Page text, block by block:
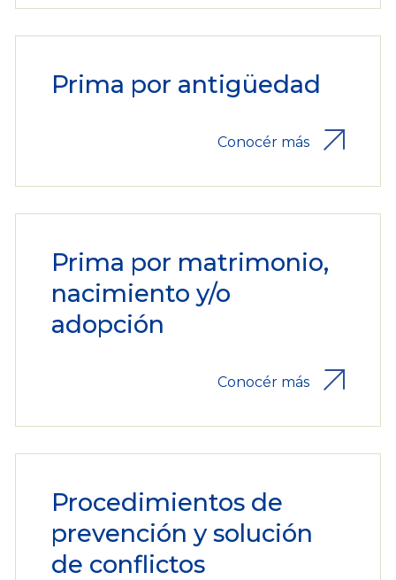
Prima por antigüedad
Conocér más
Prima por matrimonio,
nacimiento y/o
adopción
Conocér más
Procedimientos de
prevención y solución
de conflictos